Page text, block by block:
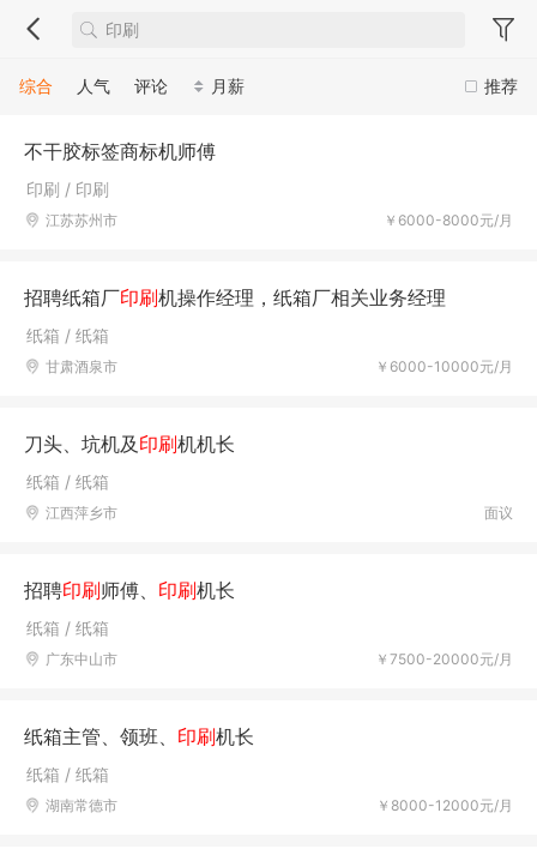
推荐
综合 人气 评论 月薪
不干胶标签商标机师傅
印刷 / 印刷
￥6000-8000元/月
江苏苏州市
招聘纸箱厂印刷机操作经理，纸箱厂相关业务经理
纸箱 / 纸箱
￥6000-10000元/月
甘肃酒泉市
刀头、坑机及 印刷机机长
纸箱 / 纸箱
面议
江西萍乡市
招聘印刷师傅、 印刷机长
纸箱 / 纸箱
￥7500-20000元/月
广东中山市
纸箱主管、领班、 印刷机长
纸箱 / 纸箱
￥8000-12000元/月
湖南常德市